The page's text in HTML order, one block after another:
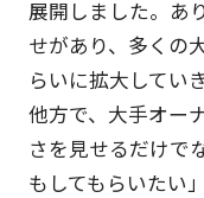
展開しました。あ
せがあり、多くの
らいに拡大してい
他方で、大手オー
さを見せるだけで
もしてもらいたい